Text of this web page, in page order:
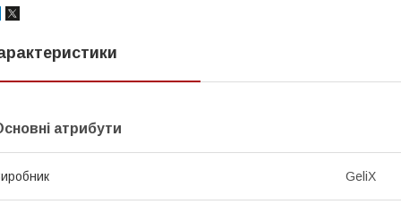
атрибути
GeliX